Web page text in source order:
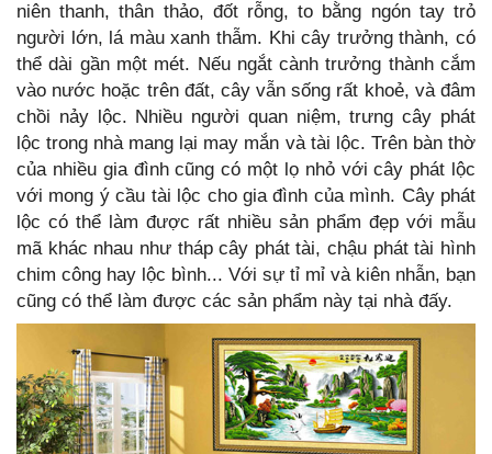
niên thanh, thân thảo, đốt rỗng, to bằng ngón tay trỏ
người lớn, lá màu xanh thẫm. Khi cây trưởng thành, có
thể dài gần một mét. Nếu ngắt cành trưởng thành cắm
vào nước hoặc trên đất, cây vẫn sống rất khoẻ, và đâm
chồi nảy lộc. Nhiều người quan niệm, trưng cây phát
lộc trong nhà mang lại may mắn và tài lộc. Trên bàn thờ
của nhiều gia đình cũng có một lọ nhỏ với cây phát lộc
với mong ý cầu tài lộc cho gia đình của mình. Cây phát
lộc có thể làm được rất nhiều sản phẩm đẹp với mẫu
mã khác nhau như tháp cây phát tài, chậu phát tài hình
chim công hay lộc bình... Với sự tỉ mỉ và kiên nhẫn, bạn
cũng có thể làm được các sản phẩm này tại nhà đấy.